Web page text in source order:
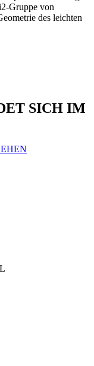
Gruppe von
des leichten
SICH IM